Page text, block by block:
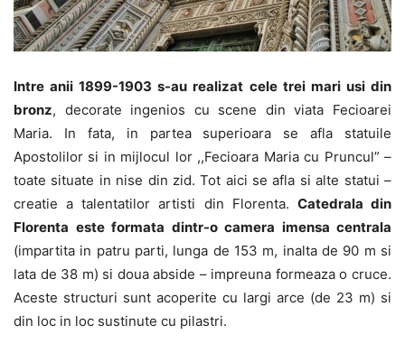
Intre anii 1899-1903 s-au realizat cele trei mari usi din
bronz, decorate ingenios cu scene din viata Fecioarei
Maria. In fata, in partea superioara se afla statuile
Apostolilor si in mijlocul lor ,,Fecioara Maria cu Pruncul” –
toate situate in nise din zid. Tot aici se afla si alte statui –
creatie a talentatilor artisti din Florenta. Catedrala din
Florenta este formata dintr-o camera imensa centrala
(impartita in patru parti, lunga de 153 m, inalta de 90 m si
lata de 38 m) si doua abside – impreuna formeaza o cruce.
Aceste structuri sunt acoperite cu largi arce (de 23 m) si
din loc in loc sustinute cu pilastri.